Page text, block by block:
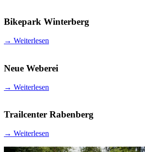
Bikepark Winterberg
→ Weiterlesen
Neue Weberei
→ Weiterlesen
Trailcenter Rabenberg
→ Weiterlesen